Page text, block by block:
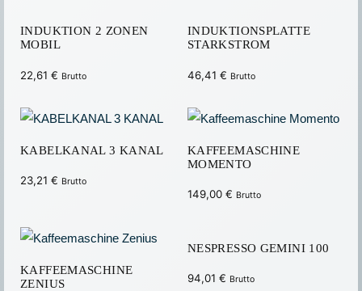
INDUKTION 2 ZONEN
MOBIL
22,61 € Brutto
INDUKTIONSPLATTE
STARKSTROM
46,41 € Brutto
KABELKANAL 3 KANAL
23,21 € Brutto
KAFFEEMASCHINE
MOMENTO
149,00 € Brutto
KAFFEEMASCHINE
ZENIUS
NESPRESSO GEMINI 100
94,01 € Brutto